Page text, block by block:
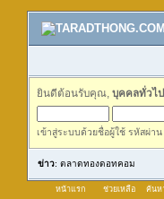
ยินดีต้อนรับคุณ, บุคคลทั่วไป
เข้าสู่ระบบด้วยชื่อผู้ใช้ รหัสผ่าน
ข่าว: ตลาดทองดอทคอม
หน้าแรก ช่วยเหลือ ค้นห